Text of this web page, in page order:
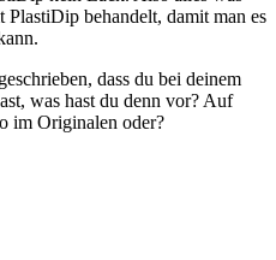
behandelt, damit man es
dass du bei deinem
was hast du denn vor? Auf
im Originalen oder?